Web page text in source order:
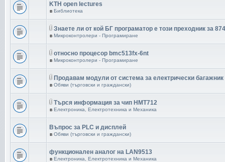
KTH open lectures
в Библиотека
Знаете ли от кой БГ програматор е този преходник за
в Микроконтролери - Програмиране
относно процесор bmc513fx-6nt
в Микроконтролери - Програмиране
Продавам модули от система за електрически багажник
в Обяви (търговски и граждански)
Търся информация за чип HMT712
в Електроника, Електротехника и Механика
Въпрос за PLC и дисплей
в Обяви (търговски и граждански)
функционален аналог на LAN9513
в Електроника, Електротехника и Механика